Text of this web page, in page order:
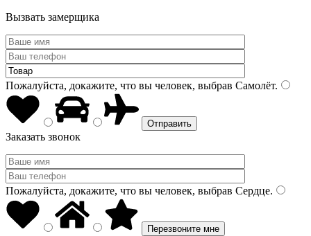
Вызвать замерщика
Пожалуйста, докажите, что вы человек, выбрав Самолёт.
Заказать звонок
Пожалуйста, докажите, что вы человек, выбрав Сердце.